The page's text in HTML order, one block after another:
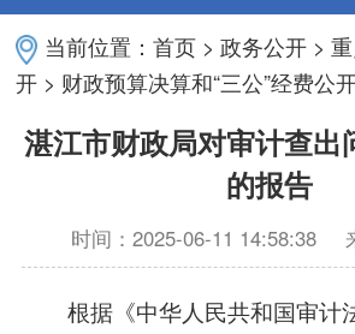
当前位置：首页 >政务公开 >
开 > 财政预算决算和“三公”经费公
湛江市财政局对审计查出
的报告
时间：2025-06-11 14:58:38
根据《中华人民共和国审计